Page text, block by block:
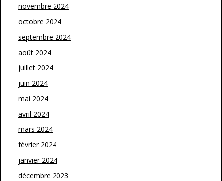
novembre 2024
octobre 2024
septembre 2024
août 2024
juillet 2024
juin 2024
mai 2024
avril 2024
mars 2024
février 2024
janvier 2024
décembre 2023